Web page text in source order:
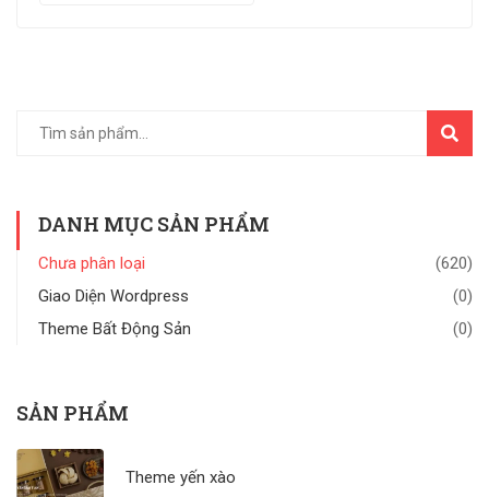
TÌM
KIẾM
DANH MỤC SẢN PHẨM
Chưa phân loại
(620)
Giao Diện Wordpress
(0)
Theme Bất Động Sản
(0)
SẢN PHẨM
Theme yến xào